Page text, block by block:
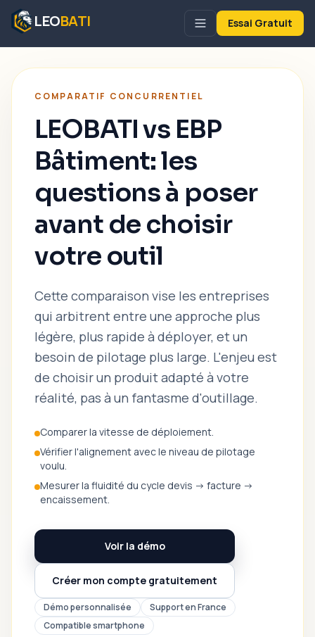
LEOBATI Essai Gratuit
COMPARATIF CONCURRENTIEL
LEOBATI vs EBP
Bâtiment: les
questions à poser
avant de choisir
votre outil
Cette comparaison vise les entreprises
qui arbitrent entre une approche plus
légère, plus rapide à déployer, et un
besoin de pilotage plus large. L'enjeu est
de choisir un produit adapté à votre
réalité, pas à un fantasme d'outillage.
Comparer la vitesse de déploiement.
Vérifier l'alignement avec le niveau de pilotage
voulu.
Mesurer la fluidité du cycle devis -> facture ->
encaissement.
Voir la démo
Créer mon compte gratuitement
Démo personnalisée
Support en France
Compatible smartphone